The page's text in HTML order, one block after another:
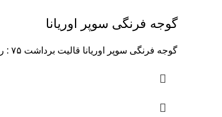
گوجه فرنگی سوپر اوریانا
گوجه فرنگی سوپر اوریانا قالیت برداشت ۷۵ : روز پس از انتقال نشا شکل میوه: : کروی کمی کشیده وزن